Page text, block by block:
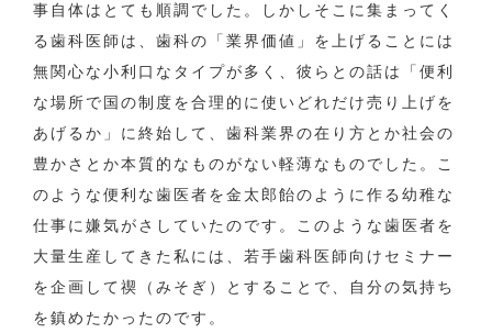
事自体はとても順調でした。しかしそこに集まってく
る歯科医師は、歯科の「業界価値」を上げることには
無関心な小利口なタイプが多く、彼らとの話は「便利
な場所で国の制度を合理的に使いどれだけ売り上げを
あげるか」に終始して、歯科業界の在り方とか社会の
豊かさとか本質的なものがない軽薄なものでした。こ
のような便利な歯医者を金太郎飴のように作る幼稚な
仕事に嫌気がさしていたのです。このような歯医者を
大量生産してきた私には、若手歯科医師向けセミナー
を企画して禊（みそぎ）とすることで、自分の気持ち
を鎮めたかったのです。